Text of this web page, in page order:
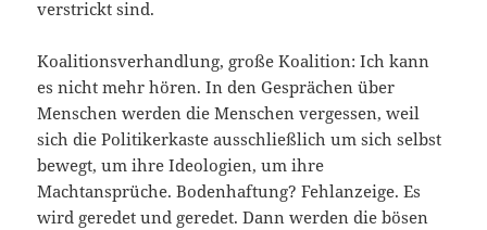
verstrickt sind.
Koalitionsverhandlung, große Koalition: Ich kann
es nicht mehr hören. In den Gesprächen über
Menschen werden die Menschen vergessen, weil
sich die Politikerkaste ausschließlich um sich selbst
bewegt, um ihre Ideologien, um ihre
Machtansprüche. Bodenhaftung? Fehlanzeige. Es
wird geredet und geredet. Dann werden die bösen